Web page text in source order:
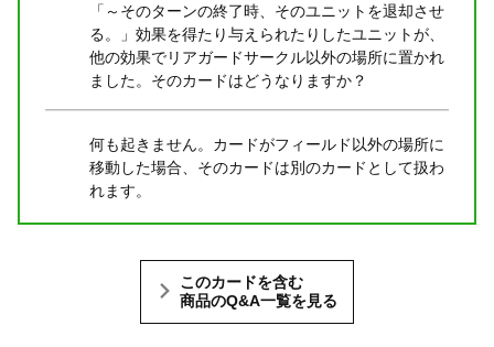
「～そのターンの終了時、そのユニットを退却させ
る。」効果を得たり与えられたりしたユニットが、
他の効果でリアガードサークル以外の場所に置かれ
ました。そのカードはどうなりますか？
何も起きません。カードがフィールド以外の場所に
移動した場合、そのカードは別のカードとして扱わ
れます。
このカードを含む
商品のQ&A一覧を見る